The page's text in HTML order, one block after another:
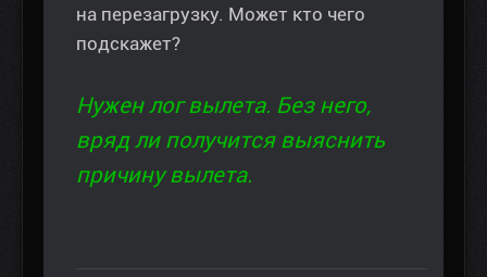
на перезагрузку. Может кто чего
подскажет?
Нужен лог вылета. Без него,
вряд ли получится выяснить
причину вылета.